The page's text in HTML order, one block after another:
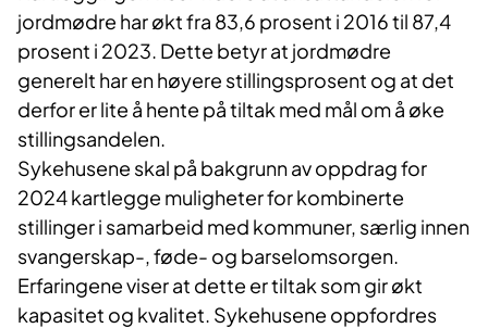
jordmødre har økt fra 83,6 prosent i 2016 til 87,4
prosent i 2023. Dette betyr at jordmødre
generelt har en høyere stillingsprosent og at det
derfor er lite å hente på tiltak med mål om å øke
stillingsandelen.
Sykehusene skal på bakgrunn av oppdrag for
2024 kartlegge muligheter for kombinerte
stillinger i samarbeid med kommuner, særlig innen
svangerskap-, føde- og barselomsorgen.
Erfaringene viser at dette er tiltak som gir økt
kapasitet og kvalitet. Sykehusene oppfordres